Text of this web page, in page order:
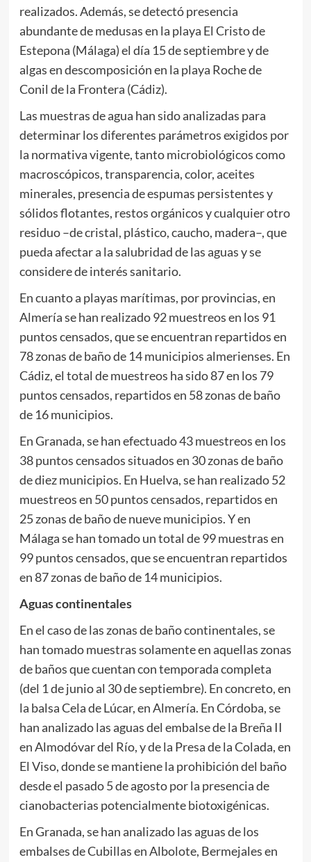
realizados. Además, se detectó presencia
abundante de medusas en la playa El Cristo de
Estepona (Málaga) el día 15 de septiembre y de
algas en descomposición en la playa Roche de
Conil de la Frontera (Cádiz).
Las muestras de agua han sido analizadas para
determinar los diferentes parámetros exigidos por
la normativa vigente, tanto microbiológicos como
macroscópicos, transparencia, color, aceites
minerales, presencia de espumas persistentes y
sólidos flotantes, restos orgánicos y cualquier otro
residuo –de cristal, plástico, caucho, madera–, que
pueda afectar a la salubridad de las aguas y se
considere de interés sanitario.
En cuanto a playas marítimas, por provincias, en
Almería se han realizado 92 muestreos en los 91
puntos censados, que se encuentran repartidos en
78 zonas de baño de 14 municipios almerienses. En
Cádiz, el total de muestreos ha sido 87 en los 79
puntos censados, repartidos en 58 zonas de baño
de 16 municipios.
En Granada, se han efectuado 43 muestreos en los
38 puntos censados situados en 30 zonas de baño
de diez municipios. En Huelva, se han realizado 52
muestreos en 50 puntos censados, repartidos en
25 zonas de baño de nueve municipios. Y en
Málaga se han tomado un total de 99 muestras en
99 puntos censados, que se encuentran repartidos
en 87 zonas de baño de 14 municipios.
Aguas continentales
En el caso de las zonas de baño continentales, se
han tomado muestras solamente en aquellas zonas
de baños que cuentan con temporada completa
(del 1 de junio al 30 de septiembre). En concreto, en
la balsa Cela de Lúcar, en Almería. En Córdoba, se
han analizado las aguas del embalse de la Breña II
en Almodóvar del Río, y de la Presa de la Colada, en
El Viso, donde se mantiene la prohibición del baño
desde el pasado 5 de agosto por la presencia de
cianobacterias potencialmente biotoxigénicas.
En Granada, se han analizado las aguas de los
embalses de Cubillas en Albolote, Bermejales en